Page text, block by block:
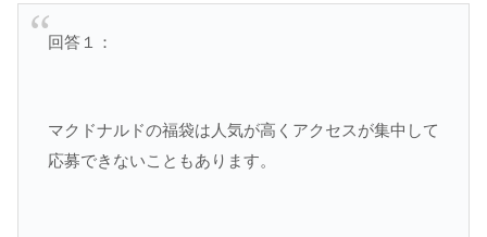
回答１：
マクドナルドの福袋は人気が高くアクセスが集中して
応募できないこともあります。